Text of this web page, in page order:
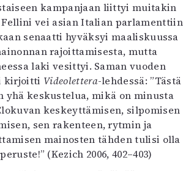
kampanjaan liittyi muitakin
Fellini vei asian Italian parlamenttiin
senaatti hyväksyi maaliskuussa
rajoittamisesta, mutta
laki vesittyi. Saman vuoden
kirjoitti Videolettera-lehdessä: ”Tästä
yhä keskustelua, mikä on minusta
keskeyttämisen, silpomisen
sen rakenteen, rytmin ja
mainosten tähden tulisi olla
(Kezich 2006, 402–403)